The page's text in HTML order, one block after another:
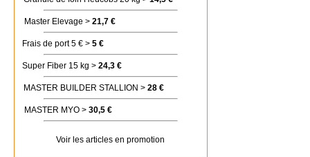
Master Elevage > 21,7 €
Frais de port 5 € > 5 €
Super Fiber 15 kg > 24,3 €
MASTER BUILDER STALLION > 28 €
MASTER MYO > 30,5 €
Voir les articles en promotion